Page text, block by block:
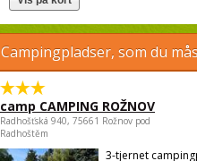
Campingpladser, som du
camp CAMPING ROŽNOV
Radhošťská 940, 75661 Rožnov pod
Radhoštěm
3-tjernet